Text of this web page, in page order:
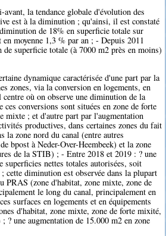
avant, la tendance globale d'évolution des
est à la diminution ; qu'ainsi, il est constaté
de 18% en superficie totale sur
moyenne 1,3 % par an ; - Depuis 2011
de superficie totale (à 7000 m2 près en moins)
dynamique caractérisée d'une part par la
zones, via la conversion en logements, en
où on observe une diminution de la
conversions sont situées en zone de forte
mixte ; et d'autre part par l'augmentation
productives, dans certaines zones du fait
la zone nord du canal (entre autres
bpost à Neder-Over-Heembeek) et la zone
de la STIB) ; - Entre 2018 et 2019 : ? une
nettes totales autorisées, soit
cette diminution est observée dans la plupart
PRAS (zone d'habitat, zone mixte, zone de
le long du canal, principalement en
surfaces en logements et en équipements
d'habitat, zone mixte, zone de forte mixité,
une augmentation de 15.000 m2 en zone